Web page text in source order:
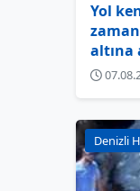
Yol
altına
Denizli